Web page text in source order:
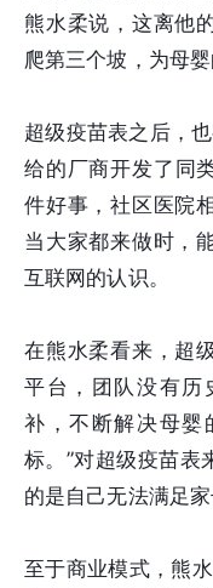
熊水柔说，这离他
爬第三个坡，为母婴
超级疫苗表之后，
给的厂商开发了同
件好事，社区医院
当大家都来做时，
互联网的认识。
在熊水柔看来，超
平台，团队没有历
补，不断解决母婴
标。”对超级疫苗表
的是自己无法满足
至于商业模式，熊